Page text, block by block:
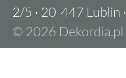
2/5 · 20-447 Lublin ·
© 2026 Dekordia.pl